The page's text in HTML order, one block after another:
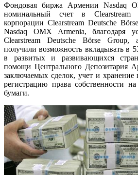
Фондовая биржа Армении Nasdaq
номинальный счет в Clearstream
корпорации Clearstream Deutsche
Nasdaq OMX Armenia, благодаря
Clearstream Deutsche Börse Group,
получили возможность вкладывать в
в развитых и развивающихся
помощи Центрального Депозитария
заключаемых сделок, учет и
регистрацию права собственности
бумаги.